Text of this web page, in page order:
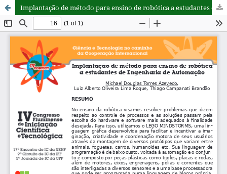
Implantação de método para ensino de robótica a estudantes de Engenharia de Automação